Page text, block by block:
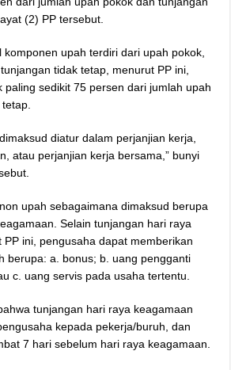
(2) PP tersebut.
komponen upah terdiri dari upah pokok,
tidak tetap, menurut PP ini,
paling sedikit 75 persen dari jumlah upah
diatur dalam perjanjian kerja,
atau perjanjian kerja bersama,” bunyi
upah sebagaimana dimaksud berupa
Selain tunjangan hari raya
ini, pengusaha dapat memberikan
berupa: a. bonus; b. uang pengganti
c. uang servis pada usaha tertentu.
tunjangan hari raya keagamaan
kepada pekerja/buruh, dan
7 hari sebelum hari raya keagamaan.